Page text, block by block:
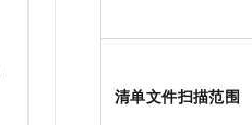
清单文件扫描范围